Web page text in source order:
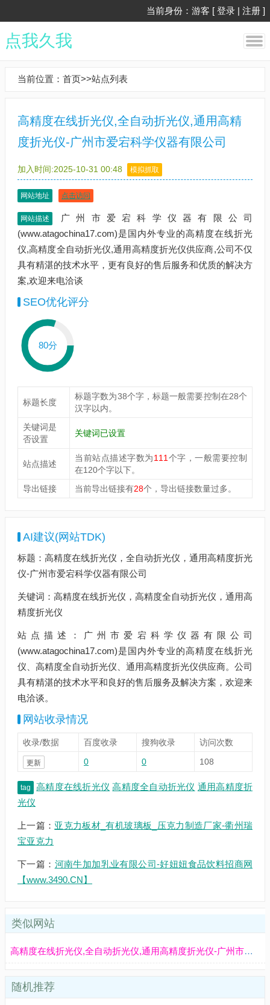
当前身份：游客 [ 登录 | 注册 ]
点我久我
当前位置： 首页>>站点列表
高精度在线折光仪,全自动折光仪,通用高精
度折光仪-广州市爱宕科学仪器有限公司
加入时间:2025-10-31 00:48 模拟抓取
网站地址 点击访问
网站描述
广州市爱宕科学仪器有限公司
(www.atagochina17.com)是国内外专业的高精度在线折光
仪,高精度全自动折光仪,通用高精度折光仪供应商,公司不仅
具有精湛的技术水平，更有良好的售后服务和优质的解决方
案,欢迎来电洽谈
SEO优化评分
80分
标题长度
标题字数为38个字，标题一般需要控制在28个
汉字以内。
关键词是
否设置
关键词已设置
站点描述
当前站点描述字数为111个字，一般需要控制
在120个字以下。
导出链接
当前导出链接有28个，导出链接数量过多。
AI建议(网站TDK)
标题：高精度在线折光仪，全自动折光仪，通用高精度折光
仪-广州市爱宕科学仪器有限公司
关键词：高精度在线折光仪，高精度全自动折光仪，通用高
精度折光仪
站点描述：广州市爱宕科学仪器有限公司
(www.atagochina17.com)是国内外专业的高精度在线折光
仪、高精度全自动折光仪、通用高精度折光仪供应商。公司
具有精湛的技术水平和良好的售后服务及解决方案，欢迎来
电洽谈。
网站收录情况
收录/数据 百度收录 搜狗收录 访问次数
更新 0 0 108
tag 高精度在线折光仪 高精度全自动折光仪 通用高精度折
光仪
上一篇： 亚克力板材_有机玻璃板_压克力制造厂家-衢州瑞
宝亚克力
下一篇： 河南牛加加乳业有限公司-好妞妞食品饮料招商网
【www.3490.CN】
类似网站
高精度在线折光仪,全自动折光仪,通用高精度折光仪-广州市爱宕科学仪器有限公司
随机推荐